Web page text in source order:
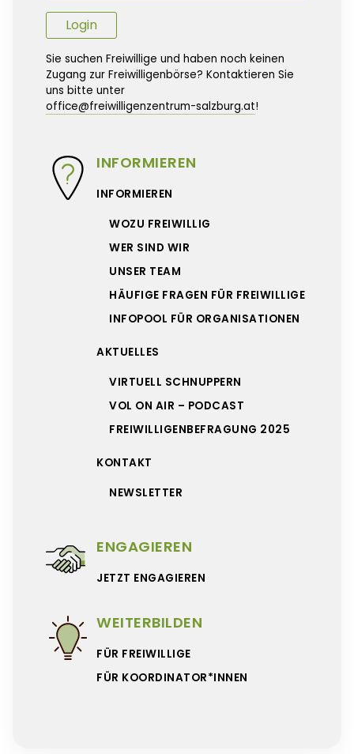
Login
Sie suchen Freiwillige und haben noch keinen
Zugang zur Freiwilligenbörse? Kontaktieren Sie
uns bitte unter
office@freiwilligenzentrum-salzburg.at!
INFORMIEREN
INFORMIEREN
WOZU FREIWILLIG
WER SIND WIR
UNSER TEAM
HÄUFIGE FRAGEN FÜR FREIWILLIGE
INFOPOOL FÜR ORGANISATIONEN
AKTUELLES
VIRTUELL SCHNUPPERN
VOL ON AIR – PODCAST
FREIWILLIGENBEFRAGUNG 2025
KONTAKT
NEWSLETTER
ENGAGIEREN
JETZT ENGAGIEREN
WEITERBILDEN
FÜR FREIWILLIGE
FÜR KOORDINATOR*INNEN